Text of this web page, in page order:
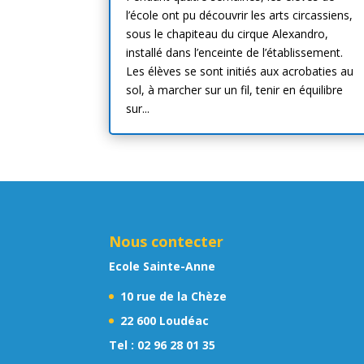
l’école ont pu découvrir les arts circassiens,
sous le chapiteau du cirque Alexandro,
installé dans l’enceinte de l’établissement.
Les élèves se sont initiés aux acrobaties au
sol, à marcher sur un fil, tenir en équilibre
sur...
Nous contecter
Ecole Sainte-Anne
10 rue de la Chèze
22 600 Loudéac
Tel : 02 96 28 01 35